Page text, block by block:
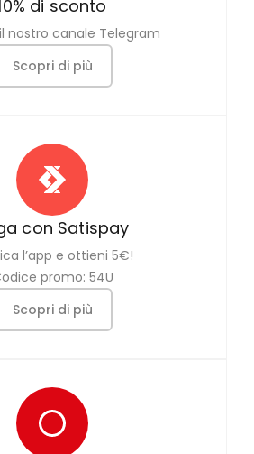
di sconto
nostro canale Telegram
Scopri di più
con Satispay
l’app e ottieni 5€!
promo: 54U
Scopri di più